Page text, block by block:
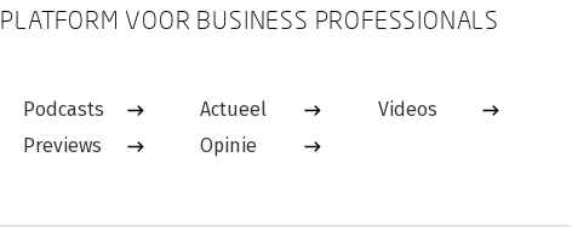
PLATFORM VOOR BUSINESS PROFESSIONALS
Podcasts
Previews
Actueel
Opinie
Videos
Trefwoorden